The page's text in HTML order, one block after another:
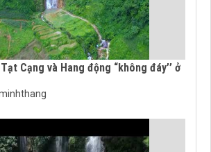
Cạng và Hang động “không đáy’’ ở